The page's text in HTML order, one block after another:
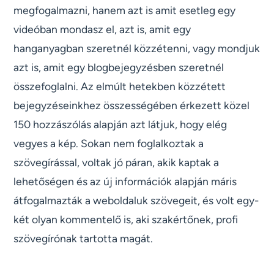
megfogalmazni, hanem azt is amit esetleg egy
videóban mondasz el, azt is, amit egy
hanganyagban szeretnél közzétenni, vagy mondjuk
azt is, amit egy blogbejegyzésben szeretnél
összefoglalni. Az elmúlt hetekben közzétett
bejegyzéseinkhez összességében érkezett közel
150 hozzászólás alapján azt látjuk, hogy elég
vegyes a kép. Sokan nem foglalkoztak a
szövegírással, voltak jó páran, akik kaptak a
lehetőségen és az új információk alapján máris
átfogalmazták a weboldaluk szövegeit, és volt egy-
két olyan kommentelő is, aki szakértőnek, profi
szövegírónak tartotta magát.